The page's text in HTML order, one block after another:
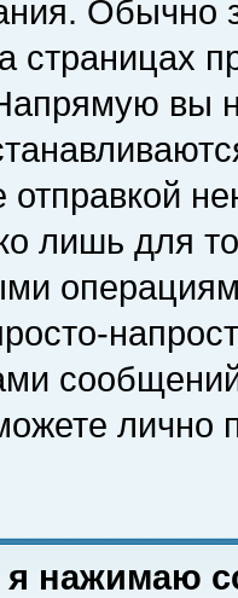
Обычно
страницах
вы
отправкой
лишь для
лично
я нажимаю